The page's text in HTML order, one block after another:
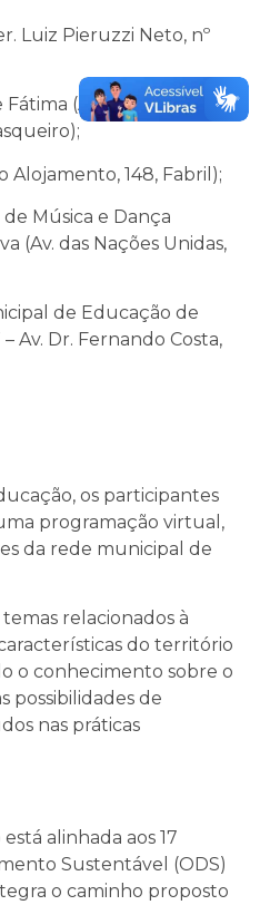
Luiz Pieruzzi Neto, nº
(Av. Nossa Sra. de
Alojamento, 148, Fabril);
de Música e Dança
(Av. das Nações Unidas,
de Educação de
Av. Dr. Fernando Costa,
os participantes
programação virtual,
da rede municipal de
relacionados à
do território
o conhecimento sobre o
possibilidades de
nas práticas
alinhada aos 17
Sustentável (ODS)
o caminho proposto